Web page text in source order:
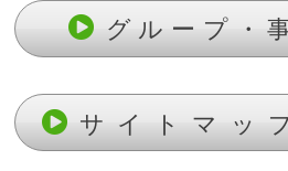
グループ・
サイトマッ